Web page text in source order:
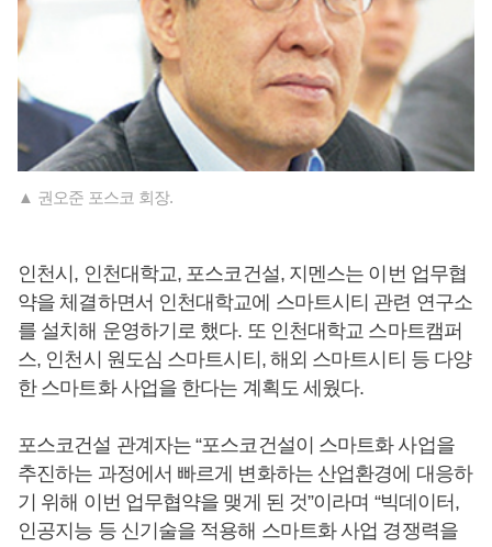
▲ 권오준 포스코 회장.
인천시, 인천대학교, 포스코건설, 지멘스는 이번 업무협
약을 체결하면서 인천대학교에 스마트시티 관련 연구소
를 설치해 운영하기로 했다. 또 인천대학교 스마트캠퍼
스, 인천시 원도심 스마트시티, 해외 스마트시티 등 다양
한 스마트화 사업을 한다는 계획도 세웠다.
포스코건설 관계자는 “포스코건설이 스마트화 사업을
추진하는 과정에서 빠르게 변화하는 산업환경에 대응하
기 위해 이번 업무협약을 맺게 된 것”이라며 “빅데이터,
인공지능 등 신기술을 적용해 스마트화 사업 경쟁력을